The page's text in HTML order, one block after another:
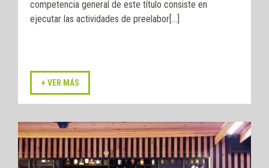
competencia general de este título consiste en
ejecutar las actividades de preelabor[...]